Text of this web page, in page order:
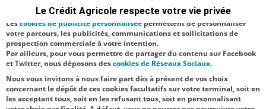
Entreprise
Territoire
RSE
NOS
ACTUALITÉS
TOUTES NOS ACTUALITÉS
Le Crédit Agricole respecte votre vie privée
satisfaction facultatifs.
Lescookies de publicité personnalisée permettent de personnaliser
votre parcours, les publicités, communications et sollicitations de
prospection commerciale à votre intention.
Par ailleurs, pour vous permettre de partager du contenu sur Facebook
et Twitter, nous déposons descookies de Réseaux Sociaux.
Nous vous invitons à nous faire part dès à présent de vos choix
concernant le dépôt de ces cookies facultatifs sur votre terminal, soit en
les acceptant tous, soit en les refusant tous, soit en personnalisant